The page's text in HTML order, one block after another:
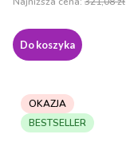
Do koszyka
OKAZJA
BESTSELLER